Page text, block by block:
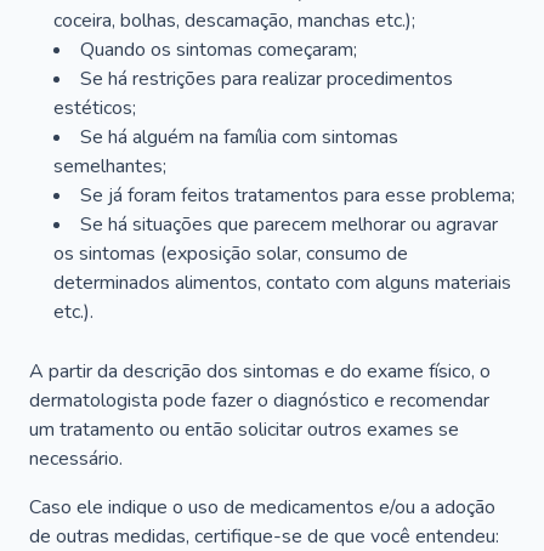
coceira, bolhas, descamação, manchas etc.);
Quando os sintomas começaram;
Se há restrições para realizar procedimentos
estéticos;
Se há alguém na família com sintomas
semelhantes;
Se já foram feitos tratamentos para esse problema;
Se há situações que parecem melhorar ou agravar
os sintomas (exposição solar, consumo de
determinados alimentos, contato com alguns materiais
etc.).
A partir da descrição dos sintomas e do exame físico, o
dermatologista pode fazer o diagnóstico e recomendar
um tratamento ou então solicitar outros exames se
necessário.
Caso ele indique o uso de medicamentos e/ou a adoção
de outras medidas, certifique-se de que você entendeu: